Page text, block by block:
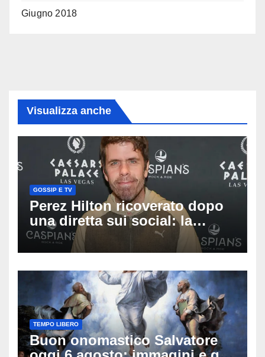
Giugno 2018
Visualizza anche
GOSSIP E TV
Perez Hilton ricoverato dopo
una diretta sui social: la
famiglia rompe il silenzio
sulle sue condizioni
TEMPO LIBERO
Buon onomastico Salvatore